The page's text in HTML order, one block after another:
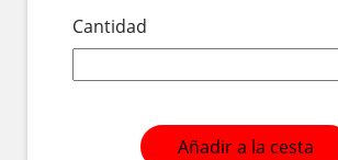
Cantidad
Añadir a la cesta